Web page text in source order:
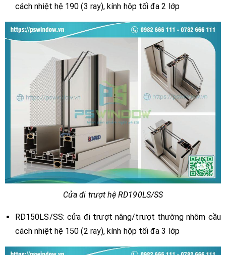
cách nhiệt hệ 190 (3 ray), kính hộp tối đa 2 lớp
Cửa đi trượt hệ RD190LS/SS
RD150LS/SS: cửa đi trượt nâng/trượt thường nhôm cầu
cách nhiệt hệ 150 (2 ray), kính hộp tối đa 3 lớp